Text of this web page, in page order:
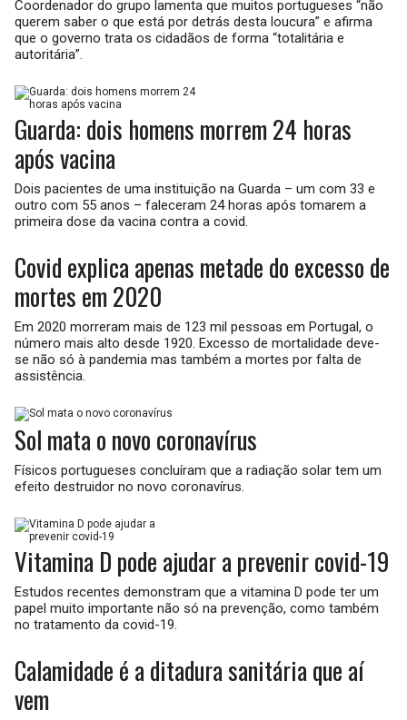
Coordenador do grupo lamenta que muitos portugueses “não
querem saber o que está por detrás desta loucura” e afirma
que o governo trata os cidadãos de forma “totalitária e
autoritária”.
Guarda: dois homens morrem 24 horas
após vacina
Dois pacientes de uma instituição na Guarda – um com 33 e
outro com 55 anos – faleceram 24 horas após tomarem a
primeira dose da vacina contra a covid.
Covid explica apenas metade do excesso de
mortes em 2020
Em 2020 morreram mais de 123 mil pessoas em Portugal, o
número mais alto desde 1920. Excesso de mortalidade deve-
se não só à pandemia mas também a mortes por falta de
assistência.
Sol mata o novo coronavírus
Físicos portugueses concluíram que a radiação solar tem um
efeito destruidor no novo coronavírus.
Vitamina D pode ajudar a prevenir covid-19
Estudos recentes demonstram que a vitamina D pode ter um
papel muito importante não só na prevenção, como também
no tratamento da covid-19.
Calamidade é a ditadura sanitária que aí
vem